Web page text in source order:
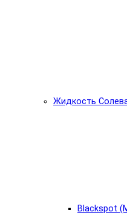
Жидкость
Blackspot